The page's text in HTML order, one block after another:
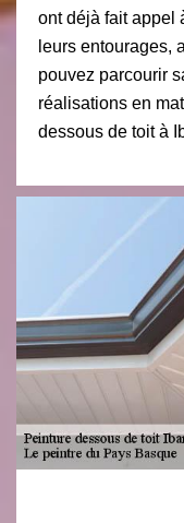
ont déjà fait appel
leurs entourages,
pouvez parcourir
réalisations en
dessous de toit à